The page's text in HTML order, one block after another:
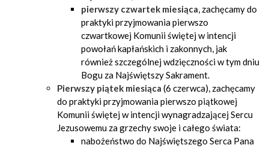
pierwszy czwartek miesiąca, zachęcamy do
praktyki przyjmowania pierwszo
czwartkowej Komunii świętej w intencji
powołań kapłańskich i zakonnych, jak
również szczególnej wdzięczności w tym dniu
Bogu za Najświętszy Sakrament.
Pierwszy piątek miesiąca (6 czerwca), zachęcamy
do praktyki przyjmowania pierwszo piątkowej
Komunii świętej w intencji wynagradzającej Sercu
Jezusowemu za grzechy swoje i całego świata:
nabożeństwo do Najświętszego Serca Pana